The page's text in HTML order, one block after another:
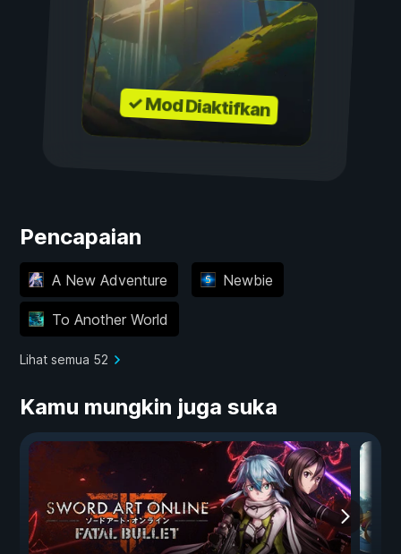
✓ Mod Diaktifkan
Pencapaian
A New Adventure Newbie
To Another World
Lihat semua 52
Kamu mungkin juga suka